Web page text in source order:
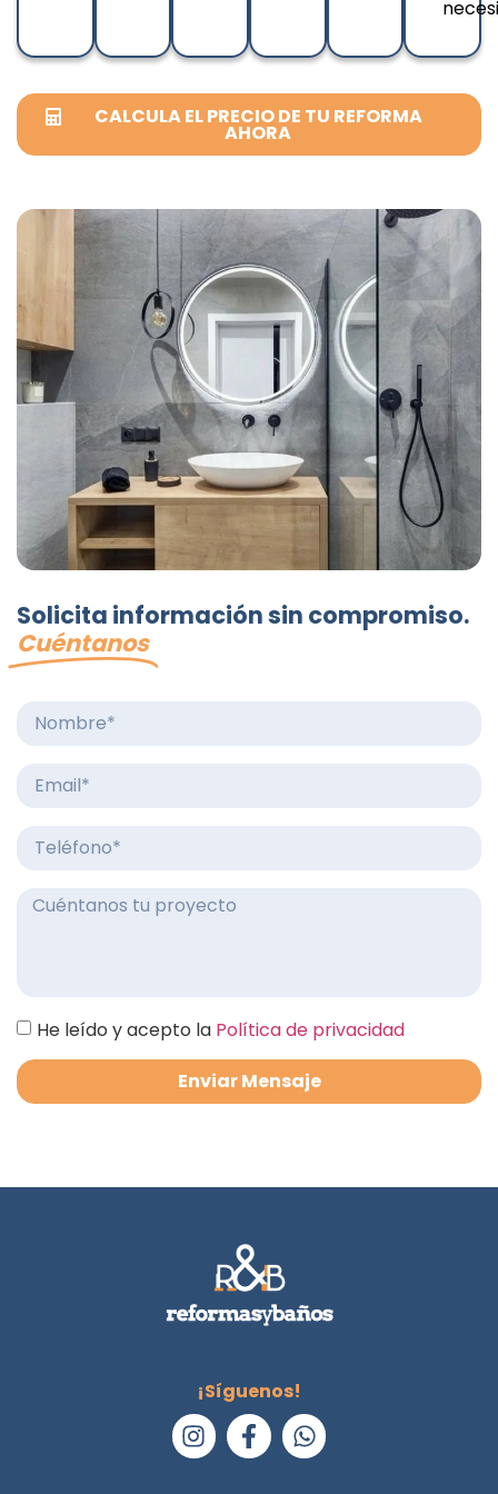
CALCULA EL PRECIO DE TU REFORMA
AHORA
Solicita información sin compromiso.
Cuéntanos
He leído y acepto la Política de privacidad
Enviar Mensaje
¡Síguenos!